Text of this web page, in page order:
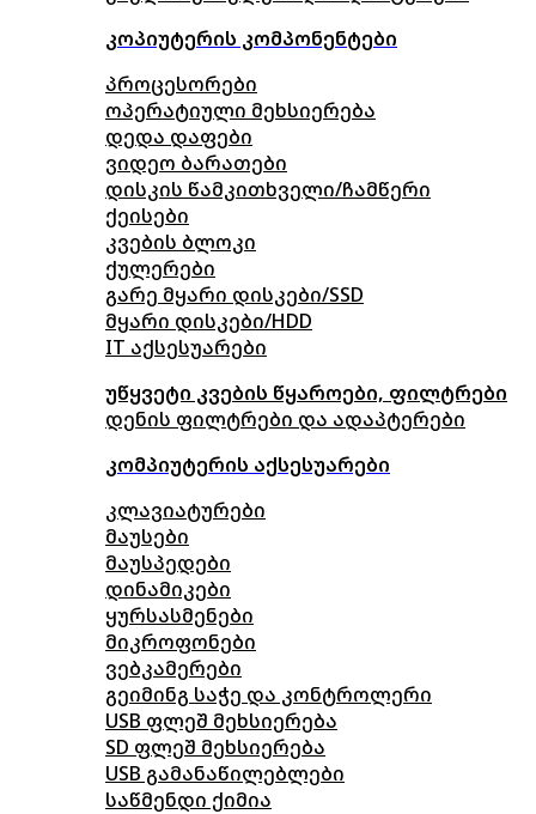
კოპიუტერის კომპონენტები
პროცესორები
ოპერატიული მეხსიერება
დედა დაფები
ვიდეო ბარათები
დისკის წამკითხველი/ჩამწერი
ქეისები
კვების ბლოკი
ქულერები
გარე მყარი დისკები/SSD
მყარი დისკები/HDD
IT აქსესუარები
უწყვეტი კვების წყაროები, ფილტრები
დენის ფილტრები და ადაპტერები
კომპიუტერის აქსესუარები
კლავიატურები
მაუსები
მაუსპედები
დინამიკები
ყურსასმენები
მიკროფონები
ვებკამერები
გეიმინგ საჭე და კონტროლერი
USB ფლეშ მეხსიერება
SD ფლეშ მეხსიერება
USB გამანაწილებლები
საწმენდი ქიმია